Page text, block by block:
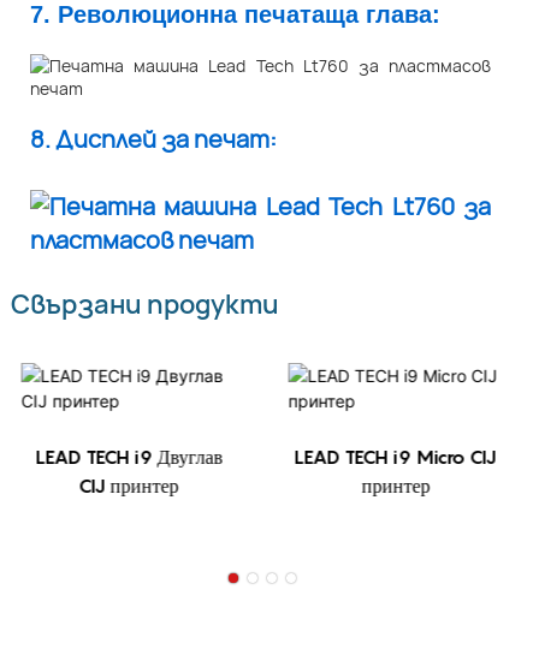
7. Революционна печатаща глава:
8. Дисплей за печат:
Свързани продукти
LEAD TECH i9 Двуглав
CIJ принтер
LEAD TECH i9 Micro CIJ
принтер